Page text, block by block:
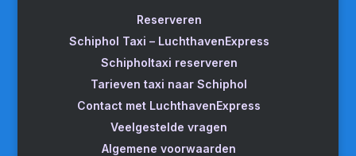
Reserveren
Schiphol Taxi – LuchthavenExpress
Schipholtaxi reserveren
Tarieven taxi naar Schiphol
Contact met LuchthavenExpress
Veelgestelde vragen
Algemene voorwaarden